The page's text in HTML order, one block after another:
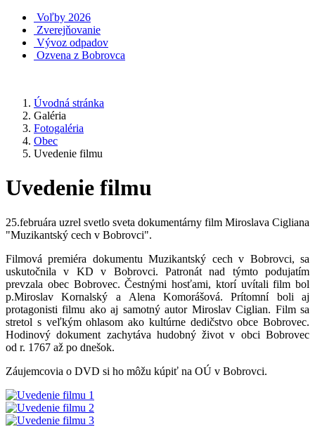
Voľby 2026
Zverejňovanie
Vývoz odpadov
Ozvena z Bobrovca
Úvodná stránka
Galéria
Fotogaléria
Obec
Uvedenie filmu
Uvedenie filmu
25.februára uzrel svetlo sveta dokumentárny film Miroslava Cigliana
"Muzikantský cech v Bobrovci".
Filmová premiéra dokumentu Muzikantský cech v Bobrovci, sa
uskutočnila v KD v Bobrovci. Patronát nad týmto podujatím
prevzala obec Bobrovec. Čestnými hosťami, ktorí uvítali film bol
p.Miroslav Kornalský a Alena Komorášová. Prítomní boli aj
protagonisti filmu ako aj samotný autor Miroslav Ciglian. Film sa
stretol s veľkým ohlasom ako kultúrne dedičstvo obce Bobrovec.
Hodinový dokument zachytáva hudobný život v obci Bobrovec
od r. 1767 až po dnešok.
Záujemcovia o DVD si ho môžu kúpiť na OÚ v Bobrovci.